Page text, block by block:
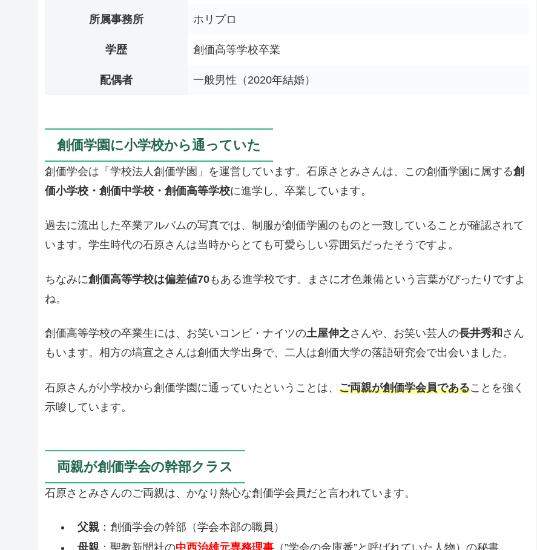
所属事務所 ホリプロ
学歴 創価高等学校卒業
配偶者 一般男性（2020年結婚）
創価学園に小学校から通っていた
創価学会は「学校法人創価学園」を運営しています。石原さとみさんは、この創価学園に属する創
価小学校・創価中学校・創価高等学校に進学し、卒業しています。
過去に流出した卒業アルバムの写真では、制服が創価学園のものと一致していることが確認されて
います。学生時代の石原さんは当時からとても可愛らしい雰囲気だったそうですよ。
ちなみに創価高等学校は偏差値70もある進学校です。まさに才色兼備という言葉がぴったりですよ
ね。
創価高等学校の卒業生には、お笑いコンビ・ナイツの土屋伸之さんや、お笑い芸人の長井秀和 さん
もいます。相方の塙宣之さんは創価大学出身で、二人は創価大学の落語研究会で出会いました。
石原さんが小学校から創価学園に通っていたということは、 ご両親が創価学会員であることを強く
示唆しています。
両親が創価学会の幹部クラス
石原さとみさんのご両親は、かなり熱心な創価学会員だと言われています。
父親：創価学会の幹部（学会本部の職員）
母親：聖教新聞社の中西治雄元専務理事（”学会の金庫番”と呼ばれていた人物）の秘書